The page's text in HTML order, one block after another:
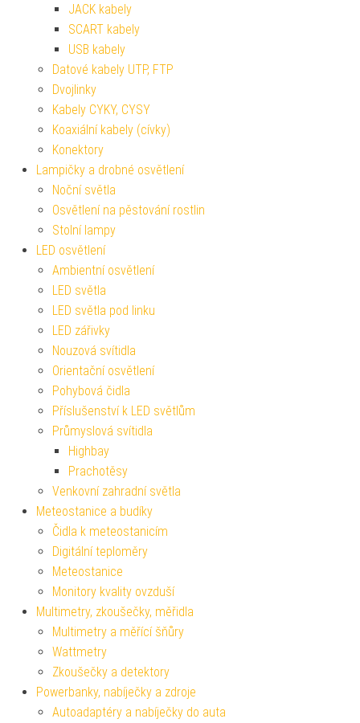
JACK kabely
SCART kabely
USB kabely
Datové kabely UTP, FTP
Dvojlinky
Kabely CYKY, CYSY
Koaxiální kabely (cívky)
Konektory
Lampičky a drobné osvětlení
Noční světla
Osvětlení na pěstování rostlin
Stolní lampy
LED osvětlení
Ambientní osvětlení
LED světla
LED světla pod linku
LED zářivky
Nouzová svítidla
Orientační osvětlení
Pohybová čidla
Příslušenství k LED světlům
Průmyslová svítidla
Highbay
Prachotěsy
Venkovní zahradní světla
Meteostanice a budíky
Čidla k meteostanicím
Digitální teploměry
Meteostanice
Monitory kvality ovzduší
Multimetry, zkoušečky, měřidla
Multimetry a měřící šňůry
Wattmetry
Zkoušečky a detektory
Powerbanky, nabíječky a zdroje
Autoadaptéry a nabíječky do auta